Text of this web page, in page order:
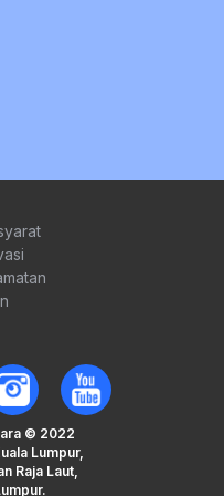
© 2022
Lumpur,
Raja Laut,